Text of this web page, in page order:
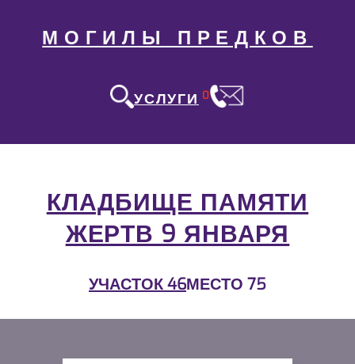
МОГИЛЫ ПРЕДКОВ
УСЛУГИ 0
КЛАДБИЩЕ ПАМЯТИ
ЖЕРТВ 9 ЯНВАРЯ
УЧАСТОК 46МЕСТО 75